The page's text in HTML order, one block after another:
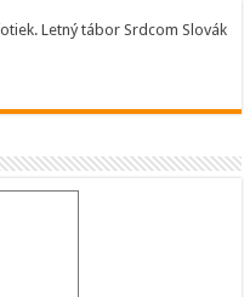
Letný tábor Srdcom Slovák